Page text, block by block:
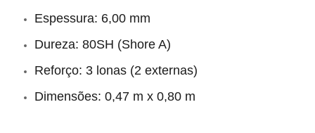
Espessura: 6,00 mm
Dureza: 80SH (Shore A)
Reforço: 3 lonas (2 externas)
Dimensões: 0,47 m x 0,80 m